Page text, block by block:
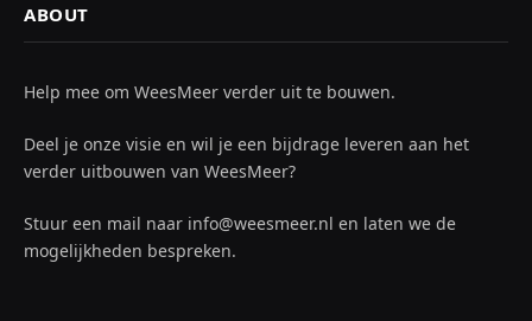
ABOUT
Help mee om WeesMeer verder uit te bouwen.
Deel je onze visie en wil je een bijdrage leveren aan het
verder uitbouwen van WeesMeer?
Stuur een mail naar info@weesmeer.nl en laten we de
mogelijkheden bespreken.